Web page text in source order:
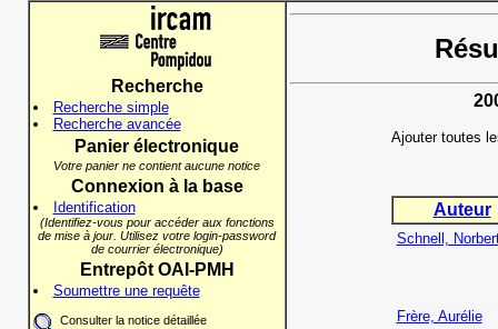
Recherche
Recherche simple
Recherche avancée
Panier électronique
Votre panier ne contient aucune notice
Connexion à la base
Identification
(Identifiez-vous pour accéder aux fonctions
de mise à jour. Utilisez votre login-password
de courrier électronique)
Entrepôt OAI-PMH
Soumettre une requête
Consulter la notice détaillée
Ajouter toutes
Auteur
Schnell,
Frère, Aurélie